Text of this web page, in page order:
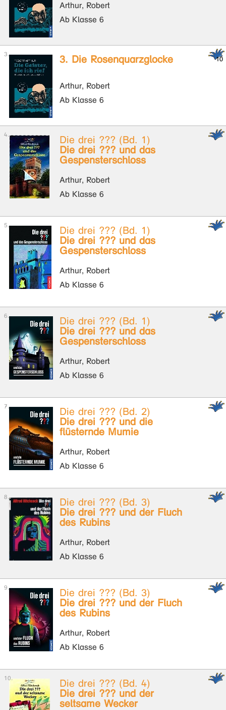
Arthur, Robert
Ab Klasse 6
3. Die Rosenquarzglocke
Arthur, Robert
Ab Klasse 6
Die drei ??? (Bd. 1)
Die drei ??? und das
Gespensterschloss
Arthur, Robert
Ab Klasse 6
Die drei ??? (Bd. 1)
Die drei ??? und das
Gespensterschloss
Arthur, Robert
Ab Klasse 6
Die drei ??? (Bd. 1)
Die drei ??? und das
Gespensterschloss
Arthur, Robert
Ab Klasse 6
Die drei ??? (Bd. 2)
Die drei ??? und die
flüsternde Mumie
Arthur, Robert
Ab Klasse 6
Die drei ??? (Bd. 3)
Die drei ??? und der Fluch
des Rubins
Arthur, Robert
Ab Klasse 6
Die drei ??? (Bd. 3)
Die drei ??? und der Fluch
des Rubins
Arthur, Robert
Ab Klasse 6
Die drei ??? (Bd. 4)
Die drei ??? und der
seltsame Wecker